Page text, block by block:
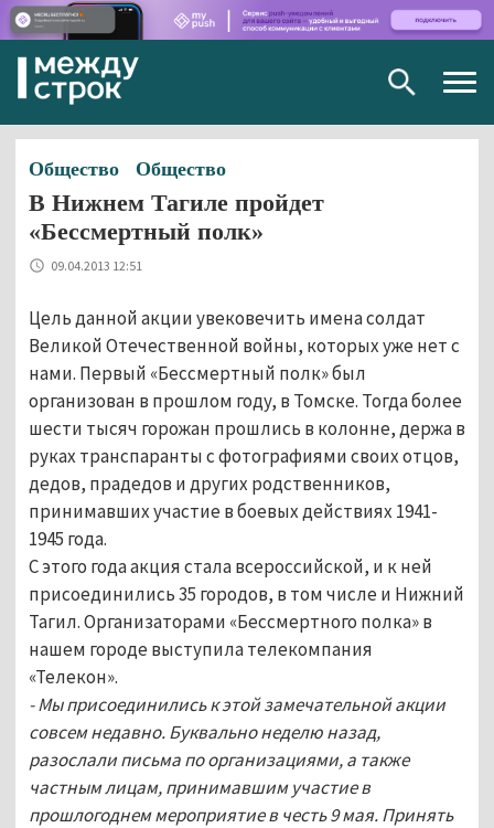
Общество Общество
В Нижнем Тагиле пройдет
«Бессмертный полк»
09.04.2013 12:51
Цель данной акции увековечить имена солдат
Великой Отечественной войны, которых уже нет с
нами. Первый «Бессмертный полк» был
организован в прошлом году, в Томске. Тогда более
шести тысяч горожан прошлись в колонне, держа в
руках транспаранты с фотографиями своих отцов,
дедов, прадедов и других родственников,
принимавших участие в боевых действиях 1941-
1945 года.
С этого года акция стала всероссийской, и к ней
присоединились 35 городов, в том числе и Нижний
Тагил. Организаторами «Бессмертного полка» в
нашем городе выступила телекомпания
«Телекон».
- Мы присоединились к этой замечательной акции
совсем недавно. Буквально неделю назад,
разослали письма по организациями, а также
частным лицам, принимавшим участие в
прошлогоднем мероприятие в честь 9 мая. Принять